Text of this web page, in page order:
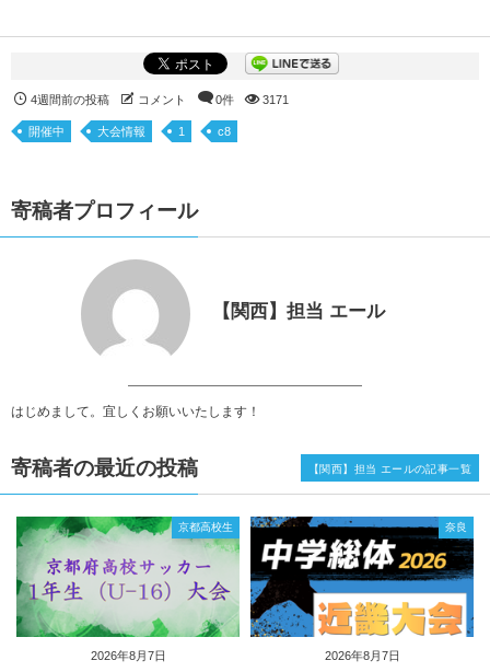
4週間前の投稿 コメント 0件 3171
開催中 大会情報 1 c8
寄稿者プロフィール
【関西】担当 エール
はじめまして。宜しくお願いいたします！
寄稿者の最近の投稿
2026年8月7日
京都高校生
2026年8月7日
奈良
【関西】担当 エールの記事一覧